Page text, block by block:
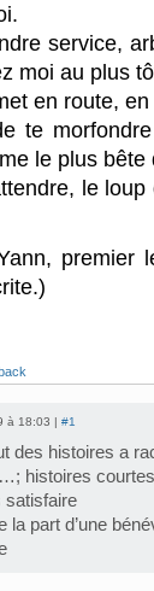
service,
moi au plus
en route,
te
le plus
le
premier
à 18:03 | #1
des histoires a
histoires
satisfaire
la part d’une